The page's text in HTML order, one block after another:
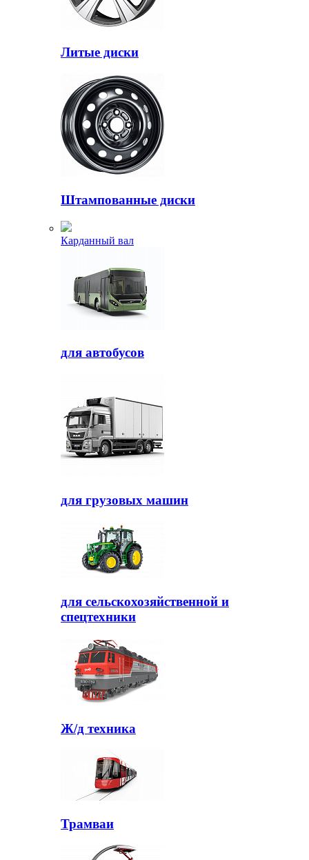
Литые диски
Штампованные диски
Карданный вал
для автобусов
для грузовых машин
для сельскохозяйственной и
спецтехники
Ж/д техника
Трамваи